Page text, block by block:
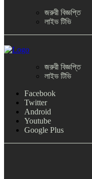
জরুরী বিজ্ঞপ্তি
লাইভ টিভি
জরুরী বিজ্ঞপ্তি
লাইভ টিভি
Facebook
Twitter
Android
Youtube
Google Plus